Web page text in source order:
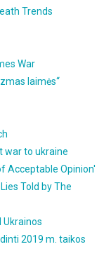
Trends
War
laimės“
war to ukraine
Acceptable Opinion'
Told by The
Ukrainos
2019 m. taikos